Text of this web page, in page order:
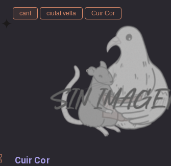
cant ciutat vella Cuir Cor
Cuir Cor